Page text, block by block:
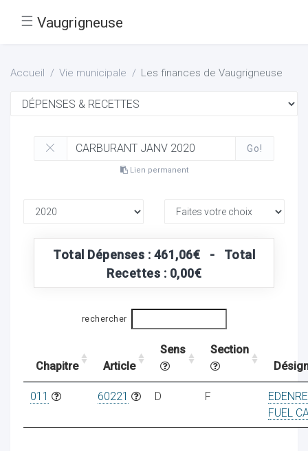
☰ Vaugrigneuse
Accueil Vie municipale Les finances de Vaugrigneuse
Go!
Lien permanent
Total Dépenses : 461,06€ - Total
Recettes : 0,00€
rechercher
Chapitre Article
Sens
Section
011 60221 D F
FUEL